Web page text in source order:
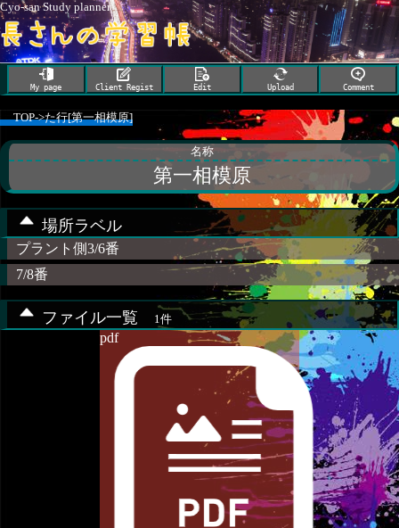
Cyo-san Study planner
My page Client Regist Edit Upload Comment
TOP->た行[第一相模原]
名称
第一相模原
場所ラベル
プラント側3/6番
7/8番
ファイル一覧 1件
pdf